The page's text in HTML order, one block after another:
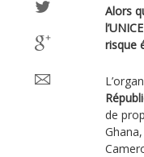
Alors
risque
de